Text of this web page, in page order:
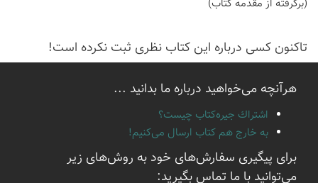
(برگرفته از مقدمه کتاب)
تاكنون كسی درباره این كتاب نظری ثبت نكرده است!
هرآنچه می‌خواهید درباره ما بدانید ...
اشتراك جيره‌كتاب چيست؟
به خارج هم كتاب ارسال می‌كنیم!
برای پیگیری سفارش‌های خود به روش‌های زیر
می‌توانید با ما تماس بگیرید: